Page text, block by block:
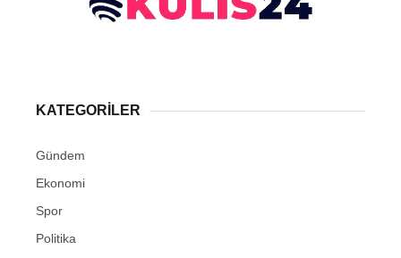
KATEGORİLER
Gündem
Ekonomi
Spor
Politika